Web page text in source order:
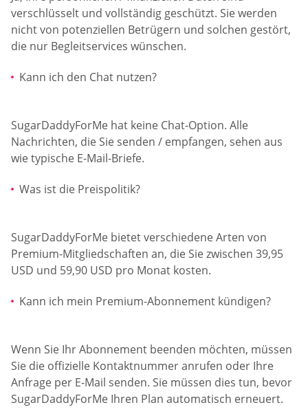
verschlüsselt und vollständig geschützt. Sie werden
nicht von potenziellen Betrügern und solchen gestört,
die nur Begleitservices wünschen.
Kann ich den Chat nutzen?
SugarDaddyForMe hat keine Chat-Option. Alle
Nachrichten, die Sie senden / empfangen, sehen aus
wie typische E-Mail-Briefe.
Was ist die Preispolitik?
SugarDaddyForMe bietet verschiedene Arten von
Premium-Mitgliedschaften an, die Sie zwischen 39,95
USD und 59,90 USD pro Monat kosten.
Kann ich mein Premium-Abonnement kündigen?
Wenn Sie Ihr Abonnement beenden möchten, müssen
Sie die offizielle Kontaktnummer anrufen oder Ihre
Anfrage per E-Mail senden. Sie müssen dies tun, bevor
SugarDaddyForMe Ihren Plan automatisch erneuert.